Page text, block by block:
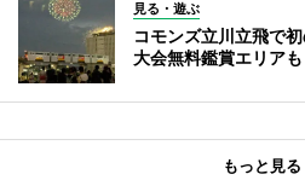
見る・遊ぶ
コモンズ立川立飛で
大会無料鑑賞エリアも
もっと見る